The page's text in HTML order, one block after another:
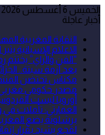
الخميس 6 أغسطس 2026
أخبار عاجلة
النقابة المغربية
الاعلام الإسبانية
“الفن والراي”
بعد أزمة سبتة..
مكناس تحتضن
مصدر حكومي مغربي:
أوروبا ليست
العمارتي: تأملات في واقع ومآل حماية
برشلونة يضع
لقجع يشيد بقرار